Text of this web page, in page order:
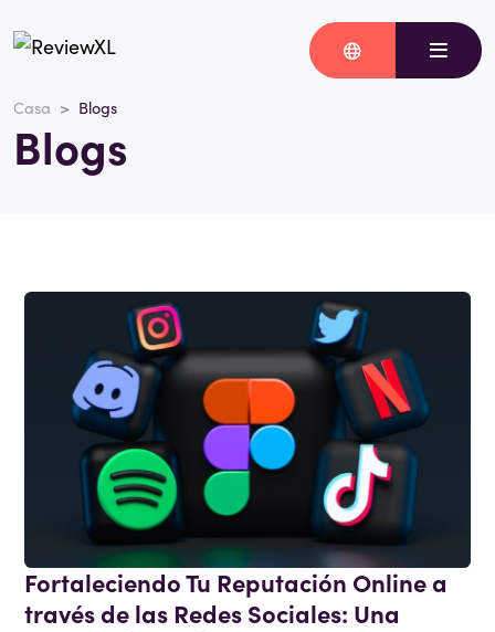
Casa Blogs
Blogs
Fortaleciendo Tu Reputación Online a
través de las Redes Sociales: Una